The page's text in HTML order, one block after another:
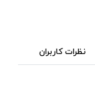
نظرات کاربران